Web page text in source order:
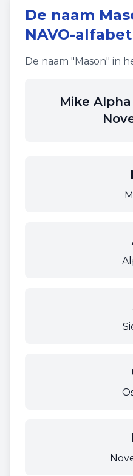
De naam
NAVO-alfabet
De naam "Mason" in
Mike